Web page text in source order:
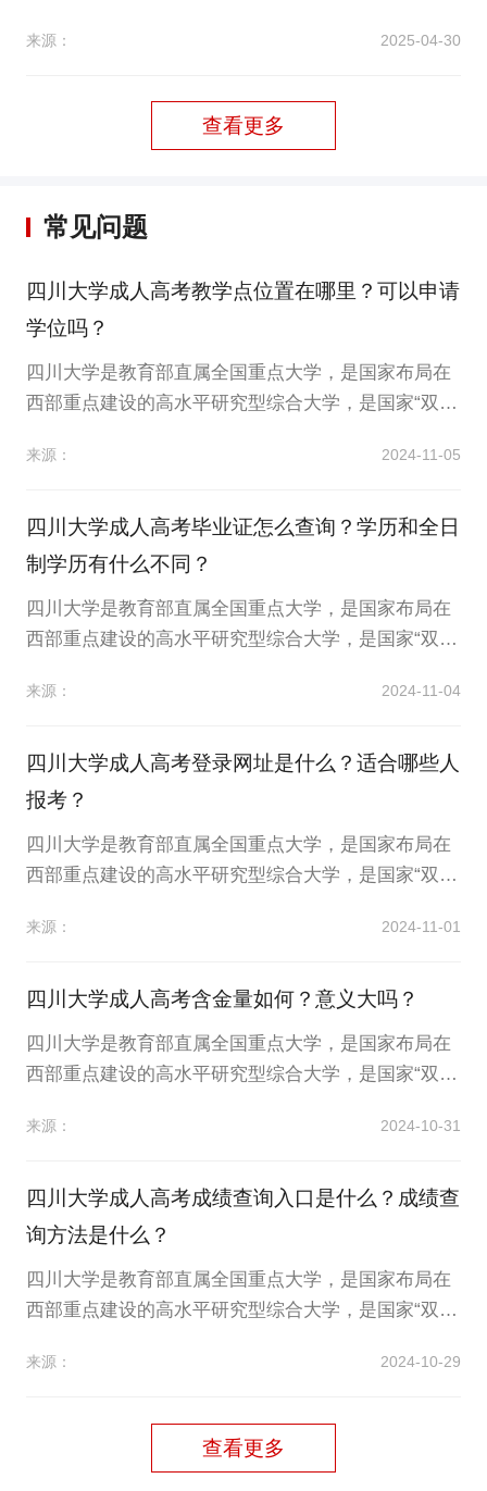
校各办学学院统一安排面授和校内各办学单位、校外
25级第一学期、2024级第三学期专业课程面授安排...
来源： 2025-04-30
查看更多
常见问题
四川大学成人高考教学点位置在哪里？可以申请
学位吗？
四川大学是教育部直属全国重点大学，是国家布局在
西部重点建设的高水平研究型综合大学，是国家“双一
组在四川大学高等学历继续教育招生工作领导小组的
四川大学成人高考教学点位置在哪里？可以申请学位
吗？下面小编将为你解答，具体如下：四川大...
来源： 2024-11-05
四川大学成人高考毕业证怎么查询？学历和全日
制学历有什么不同？
四川大学是教育部直属全国重点大学，是国家布局在
西部重点建设的高水平研究型综合大学，是国家“双一
组在四川大学高等学历继续教育招生工作领导小组的
四川大学成人高考毕业证怎么查询？学历和全日制学
历有什么不同？下面小编将为你解答，具体如...
来源： 2024-11-04
四川大学成人高考登录网址是什么？适合哪些人
报考？
四川大学是教育部直属全国重点大学，是国家布局在
西部重点建设的高水平研究型综合大学，是国家“双一
组在四川大学高等学历继续教育招生工作领导小组的
四川大学成人高考登录网址是什么？适合哪些人报
来源： 2024-11-01
四川大学成人高考含金量如何？意义大吗？
四川大学是教育部直属全国重点大学，是国家布局在
西部重点建设的高水平研究型综合大学，是国家“双一
组在四川大学高等学历继续教育招生工作领导小组的
四川大学成人高考含金量如何？意义大吗？下面小编
将为你解答，具体如下：四川大学成人高考含...
来源： 2024-10-31
四川大学成人高考成绩查询入口是什么？成绩查
询方法是什么？
四川大学是教育部直属全国重点大学，是国家布局在
西部重点建设的高水平研究型综合大学，是国家“双一
组在四川大学高等学历继续教育招生工作领导小组的
四川大学成人高考成绩查询入口是什么？成绩查询方
法是什么？下面小编将为你解答，具体如下：...
来源： 2024-10-29
查看更多